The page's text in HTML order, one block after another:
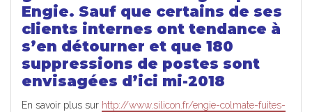
Engie. Sauf que certains de ses
clients internes ont tendance à
s’en détourner et que 180
suppressions de postes sont
envisagées d’ici mi-2018
En savoir plus sur http://www.silicon.fr/engie-colmate-fuites-